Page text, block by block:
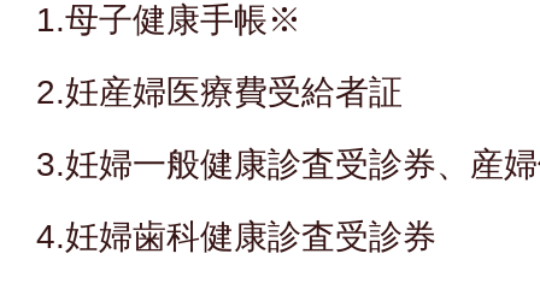
1.母子健康手帳※
2.妊産婦医療費受給者証
3.妊婦一般健康診査受診券、産
4.妊婦歯科健康診査受診券